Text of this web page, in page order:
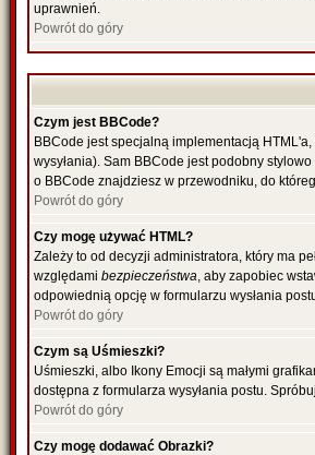
uprawnień.
Powrót do góry
Czym jest BBCode?
BBCode jest specjalną implementacją
wysyłania). Sam BBCode jest podobny
o BBCode znajdziesz w przewodniku, do
Powrót do góry
Czy mogę używać HTML?
Zależy to od decyzji administratora, który ma
względami bezpieczeństwa, aby zapobiec
odpowiednią opcję w formularzu wysłania
Powrót do góry
Czym są Uśmieszki?
Uśmieszki, albo Ikony Emocji są małymi
dostępna z formularza wysyłania postu.
Powrót do góry
Czy mogę dodawać Obrazki?